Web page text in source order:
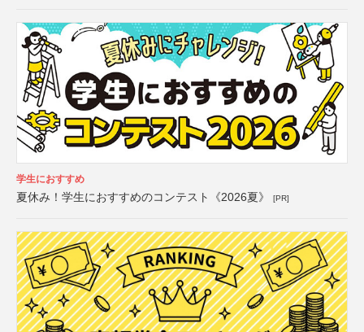
学生におすすめ
夏休み！学生におすすめのコンテスト《2026夏》 [PR]